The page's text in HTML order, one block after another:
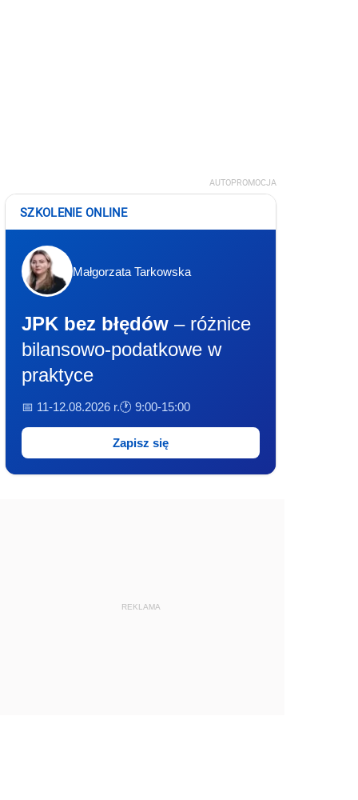
AUTOPROMOCJA
SZKOLENIE ONLINE
Małgorzata Tarkowska
JPK bez błędów – różnice
bilansowo-podatkowe w
praktyce
📅 11-12.08.2026 r.🕐 9:00-15:00
Zapisz się
REKLAMA